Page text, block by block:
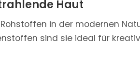
Haut
in der modernen
sind sie ideal für